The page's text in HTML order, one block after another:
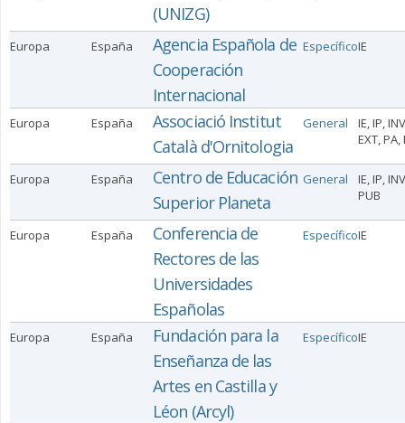
(UNIZG)
Europa España
Agencia Española de
Cooperación
Internacional
EspecíficoIE
Europa España
Associació Institut
Català d'Ornitologia
General
IE, IP,
EXT, PA,
Europa España
Centro de Educación
Superior Planeta
General
IE, IP,
PUB
Europa España
Conferencia de
Rectores de las
Universidades
Españolas
EspecíficoIE
Europa España
Fundación para la
Enseñanza de las
Artes en Castilla y
Léon (Arcyl)
EspecíficoIE